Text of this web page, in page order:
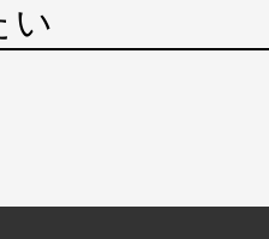
い